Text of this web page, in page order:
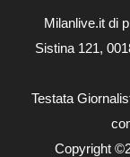
Milanlive.it di
Sistina 121,
Testata
Copyright